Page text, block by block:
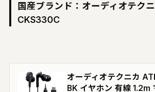
国産ブランド：オーディオテク
CKS330C
オーディオテクニカ
BK イヤホン 有線 1.2m